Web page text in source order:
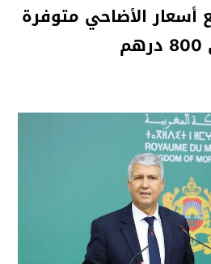
أسعار الأضاحي متوفرة